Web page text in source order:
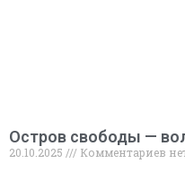
Остров свободы —
20.10.2025
Комментариев